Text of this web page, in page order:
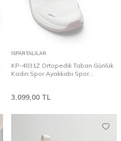
ISPARTALILAR
KP-4031Z Ortopedik Taban Günlük
Kadın Spor Ayakkabı Spor
3.099,00 TL